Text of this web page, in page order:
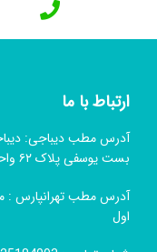
ارتباط با ما
آدرس مطب دیباجی:
بست یوسفی پلاک ۶۲ واحد ۲
اول